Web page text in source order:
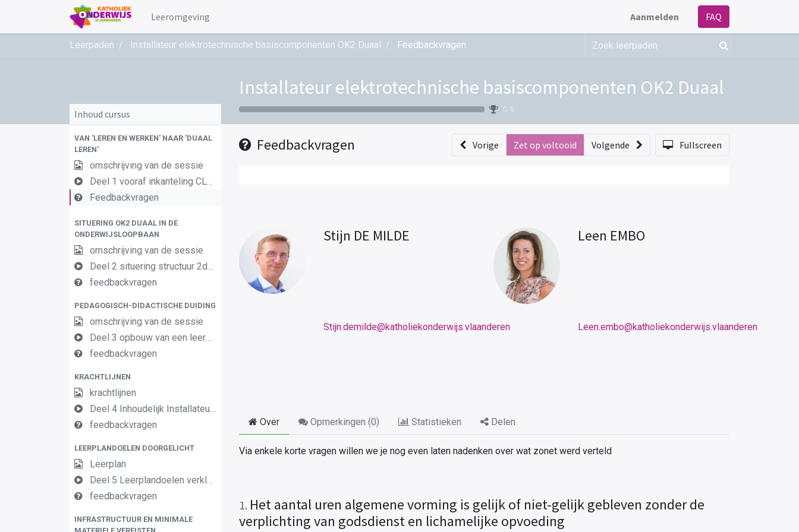
Leeromgeving Aanmelden FAQ
Leerpaden Installateur elektrotechnische basiscomponenten OK2 Duaal Feedbackvragen
Installateur elektrotechnische basiscomponenten OK2 Duaal
0 %
Inhoud cursus
VAN 'LEREN EN WERKEN' NAAR 'DUAAL
LEREN'
omschrijving van de sessie
Deel 1 vooraf inkanteling CLW in duaal leren 1
Feedbackvragen
SITUERING OK2 DUAAL IN DE
ONDERWIJSLOOPBAAN
omschrijving van de sessie
Deel 2 situering structuur 2de en 3de graad AF
feedbackvragen
PEDAGOGISCH-DIDACTISCHE DUIDING
omschrijving van de sessie
Deel 3 opbouw van een leerplan vormingsconcept
feedbackvragen
KRACHTLIJNEN
krachtlijnen
Deel 4 Inhoudelijk Installateur Elektrotechnische basiscomponenten OK2
feedbackvragen
LEERPLANDOELEN DOORGELICHT
Leerplan
Deel 5 Leerplandoelen verklaard Installateur Elektrotechnische basiscomponenten
feedbackvragen
INFRASTRUCTUUR EN MINIMALE
Feedbackvragen Vorige Zet op voltooid Volgende Fullscreen
Stijn DE MILDE
Stijn.demilde@katholiekonderwijs.vlaanderen
Leen EMBO
Leen.embo@katholiekonderwijs.vlaanderen
Over Opmerkingen (0) Statistieken Delen
Via enkele korte vragen willen we je nog even laten nadenken over wat zonet werd verteld
1. Het aantal uren algemene vorming is gelijk of niet-gelijk gebleven zonder de
verplichting van godsdienst en lichamelijke opvoeding